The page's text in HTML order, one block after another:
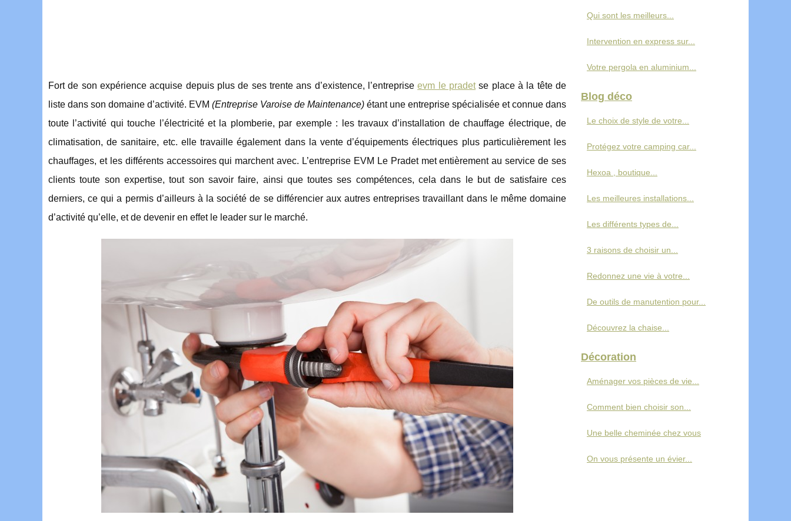
Fort de son expérience acquise depuis plus de ses trente ans d’existence, l’entrepriseevm le pradetse place à la tête de
liste dans son domaine d’activité. EVM (Entreprise Varoise de Maintenance) étant une entreprise spécialisée et connue dans
toute l’activité qui touche l’électricité et la plomberie, par exemple : les travaux d’installation de chauffage électrique, de
climatisation, de sanitaire, etc. elle travaille également dans la vente d’équipements électriques plus particulièrement les
chauffages, et les différents accessoires qui marchent avec. L’entreprise EVM Le Pradet met entièrement au service de ses
clients toute son expertise, tout son savoir faire, ainsi que toutes ses compétences, cela dans le but de satisfaire ces
derniers, ce qui a permis d’ailleurs à la société de se différencier aux autres entreprises travaillant dans le même domaine
d’activité qu’elle, et de devenir en effet le leader sur le marché.
Qui sont les meilleurs...
Intervention en express sur...
Votre pergola en aluminium...
Blog déco
Le choix de style de votre...
Protégez votre camping car...
Hexoa , boutique...
Les meilleures installations...
Les différents types de...
3 raisons de choisir un...
Redonnez une vie à votre...
De outils de manutention pour...
Découvrez la chaise...
Décoration
Aménager vos pièces de vie...
Comment bien choisir son...
Une belle cheminée chez vous
On vous présente un évier...